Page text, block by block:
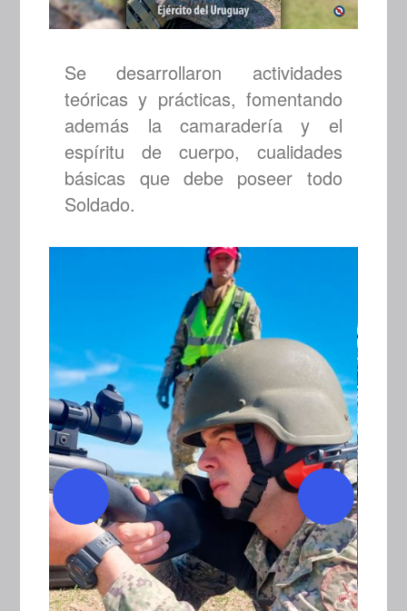
Se desarrollaron actividades
teóricas y prácticas, fomentando
además la camaradería y el
espíritu de cuerpo, cualidades
básicas que debe poseer todo
Soldado.